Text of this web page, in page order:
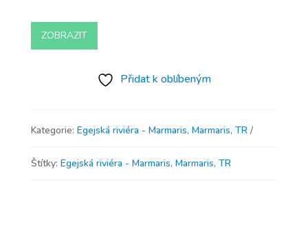
ZOBRAZIT
Přidat k oblíbeným
Kategorie: Egejská riviéra - Marmaris, Marmaris, TR
Štítky: Egejská riviéra - Marmaris, Marmaris, TR